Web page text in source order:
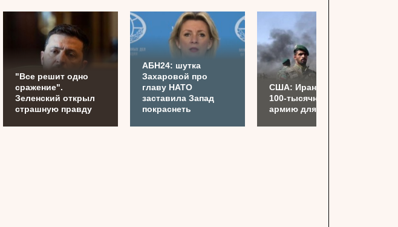
"Все решит одно
сражение".
Зеленский открыл
страшную правду
АБН24: шутка
Захаровой про
главу НАТО
заставила Запад
покраснеть
США: Иран готовит
100-тысячную
армию для Украины